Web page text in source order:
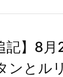
記】8
ンとル